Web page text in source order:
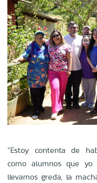
“Estoy contenta de
como alumnos que
llevamos greda, la